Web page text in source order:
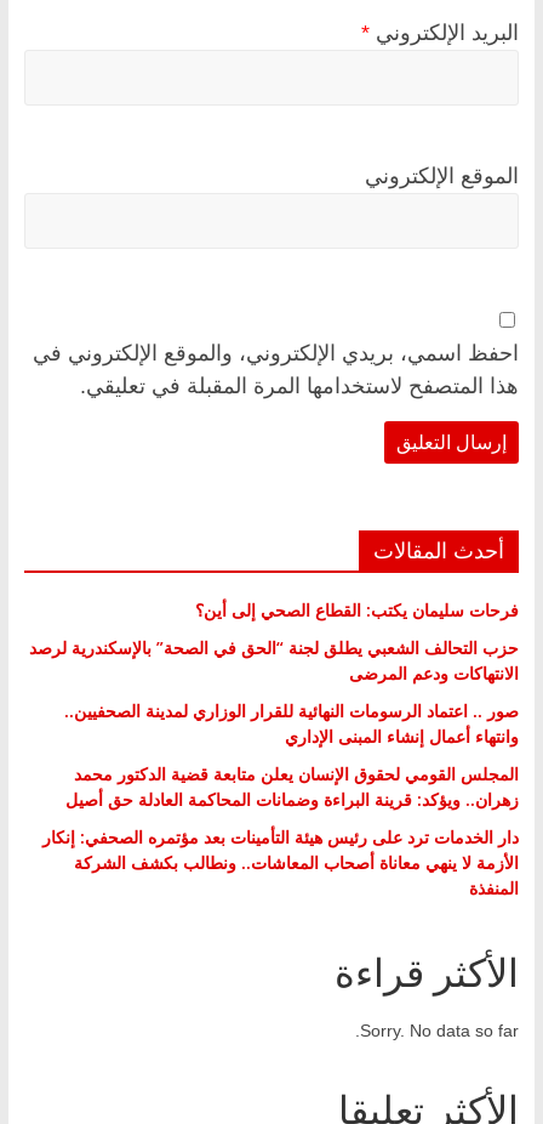
البريد الإلكتروني *
الموقع الإلكتروني
احفظ اسمي، بريدي الإلكتروني، والموقع الإلكتروني في
هذا المتصفح لاستخدامها المرة المقبلة في تعليقي.
أحدث المقالات
فرحات سليمان يكتب: القطاع الصحي إلى أين؟
حزب التحالف الشعبي يطلق لجنة “الحق في الصحة” بالإسكندرية لرصد
الانتهاكات ودعم المرضى
صور .. اعتماد الرسومات النهائية للقرار الوزاري لمدينة الصحفيين..
وانتهاء أعمال إنشاء المبنى الإداري
المجلس القومي لحقوق الإنسان يعلن متابعة قضية الدكتور محمد
زهران.. ويؤكد: قرينة البراءة وضمانات المحاكمة العادلة حق أصيل
دار الخدمات ترد على رئيس هيئة التأمينات بعد مؤتمره الصحفي: إنكار
الأزمة لا ينهي معاناة أصحاب المعاشات.. ونطالب بكشف الشركة
المنفذة
الأكثر قراءة
Sorry. No data so far.
الأكثر تعليقا